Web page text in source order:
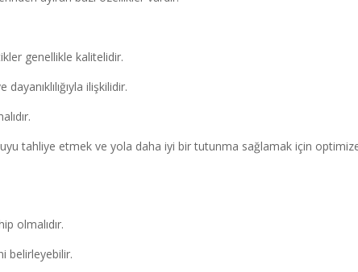
genellikle kalitelidir.
ilişkilidir.
tahliye etmek ve yola daha iyi bir tutunma sağlamak için
olmalıdır.
belirleyebilir.